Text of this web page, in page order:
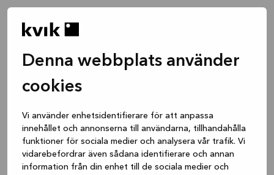
Denna webbplats använder
cookies
Vi använder enhetsidentifierare för att anpassa
innehållet och annonserna till användarna, tillhandahålla
funktioner för sociala medier och analysera vår trafik. Vi
vidarebefordrar även sådana identifierare och annan
information från din enhet till de sociala medier och